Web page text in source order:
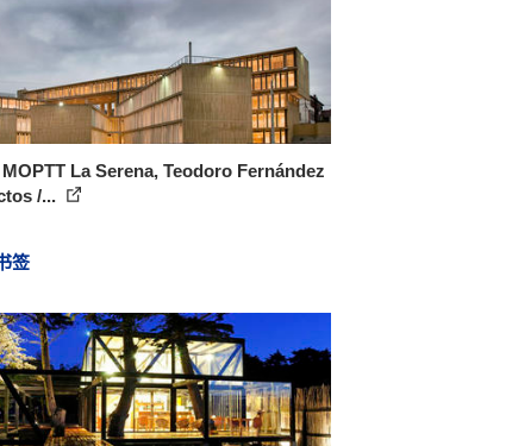
La Serena, Teodoro Fernández
/...
签